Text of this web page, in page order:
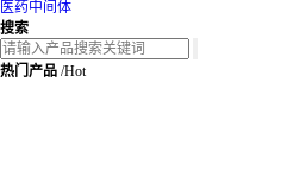
搜索
热门产品/Hot